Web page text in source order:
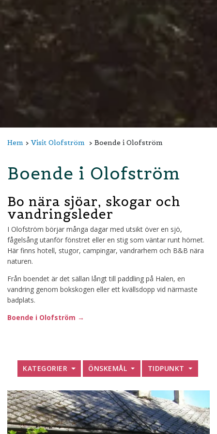
Hem Visit Olofström Boende i Olofström
Boende i Olofström
Bo nära sjöar, skogar och
vandringsleder
I Olofström börjar många dagar med utsikt över en sjö,
fågelsång utanför fönstret eller en stig som väntar runt hörnet.
Här finns hotell, stugor, campingar, vandrarhem och B&B nära
naturen.
Från boendet är det sällan långt till paddling på Halen, en
vandring genom bokskogen eller ett kvällsdopp vid närmaste
badplats.
Boende i Olofström →
KATEGORIER ÖNSKEMÅL TIDPUNKT